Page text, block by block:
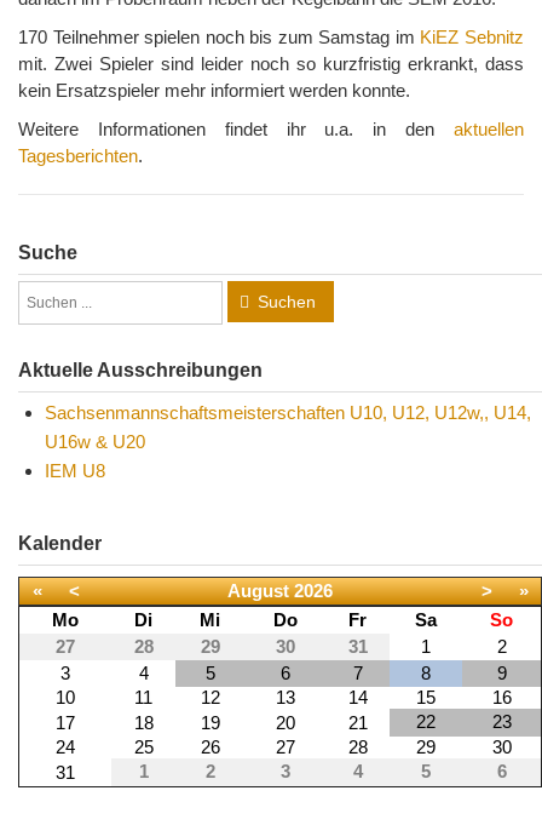
170 Teilnehmer spielen noch bis zum Samstag im KiEZ Sebnitz
mit. Zwei Spieler sind leider noch so kurzfristig erkrankt, dass
kein Ersatzspieler mehr informiert werden konnte.
Weitere Informationen findet ihr u.a. in den aktuellen
Tagesberichten.
Suche
Suchen
Aktuelle Ausschreibungen
Sachsenmannschaftsmeisterschaften U10, U12, U12w,, U14,
U16w & U20
IEM U8
Kalender
« < August 2026 >
»
Mo
Di Mi Do Fr Sa
So
27
28 29 30 31 1
2
3
4 5 6 7 8
9
10
11 12 13 14 15
16
17
18 19 20 21 22
23
24
25 26 27 28 29
30
31
1 2 3 4 5 6